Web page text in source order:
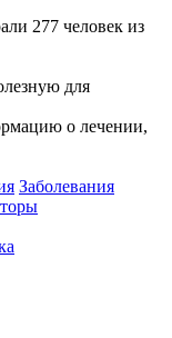
277 человек из
для
о лечении,
Заболевания